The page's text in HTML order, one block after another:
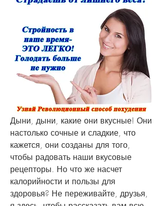
Дыни, дыни, какие они вкусные! Они
настолько сочные и сладкие, что
кажется, они созданы для того,
чтобы радовать наши вкусовые
рецепторы. Но что же насчет
калорийности и пользы для
здоровья? Не переживайте, друзья,